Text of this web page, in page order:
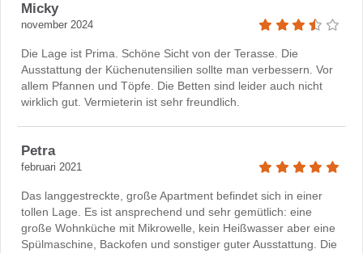
Micky
november 2024
Die Lage ist Prima. Schöne Sicht von der Terasse. Die
Ausstattung der Küchenutensilien sollte man verbessern. Vor
allem Pfannen und Töpfe. Die Betten sind leider auch nicht
wirklich gut. Vermieterin ist sehr freundlich.
Petra
februari 2021
Das langgestreckte, große Apartment befindet sich in einer
tollen Lage. Es ist ansprechend und sehr gemütlich: eine
große Wohnküche mit Mikrowelle, kein Heißwasser aber eine
Spülmaschine, Backofen und sonstiger guter Ausstattung. Die